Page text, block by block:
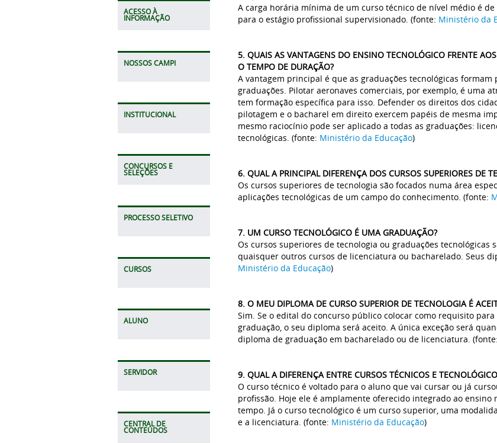
ACESSO À
INFORMAÇÃO
NOSSOS CAMPI
INSTITUCIONAL
CONCURSOS E
SELEÇÕES
PROCESSO SELETIVO
CURSOS
ALUNO
SERVIDOR
CENTRAL DE
CONTEÚDOS
A carga horária mínima de um curso técnico de nível médio é
para o estágio profissional supervisionado. (fonte: Ministério da
5. QUAIS AS VANTAGENS DO ENSINO TECNOLÓGICO FRENTE
O TEMPO DE DURAÇÃO?
A vantagem principal é que as graduações tecnológicas
graduações. Pilotar aeronaves comerciais, por exemplo, é uma
tem formação específica para isso. Defender os direitos dos
pilotagem e o bacharel em direito exercem papéis de mesma
mesmo raciocínio pode ser aplicado a todas as graduações:
tecnológicas. (fonte: Ministério da Educação)
6. QUAL A PRINCIPAL DIFERENÇA DOS CURSOS SUPERIORES DE
Os cursos superiores de tecnologia são focados numa área
aplicações tecnológicas de um campo do conhecimento. (fonte:
7. UM CURSO TECNOLÓGICO É UMA GRADUAÇÃO?
Os cursos superiores de tecnologia ou graduações tecnológicas
quaisquer outros cursos de licenciatura ou bacharelado. Seus
Ministério da Educação)
8. O MEU DIPLOMA DE CURSO SUPERIOR DE TECNOLOGIA É
Sim. Se o edital do concurso público colocar como requisito
graduação, o seu diploma será aceito. A única exceção será
diploma de graduação em bacharelado ou de licenciatura. (fonte:
9. QUAL A DIFERENÇA ENTRE CURSOS TÉCNICOS E
O curso técnico é voltado para o aluno que vai cursar ou já
profissão. Hoje ele é amplamente oferecido integrado ao ensino
tempo. Já o curso tecnológico é um curso superior, uma
e a licenciatura. (fonte: Ministério da Educação)